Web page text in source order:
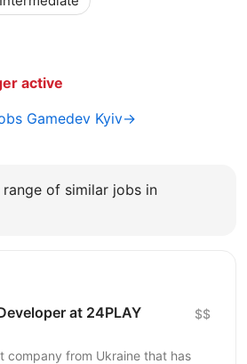
active
Gamedev Kyiv→
range of similar jobs in
at 24PLAY $$
company from Ukraine that has